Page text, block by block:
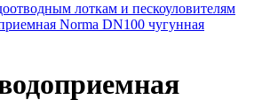
лоткам и пескоуловителям
Norma DN100 чугунная